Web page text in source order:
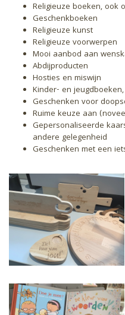
Religieuze boeken, ook
Geschenkboeken
Religieuze kunst
Religieuze voorwerpen
Mooi aanbod aan
Abdijproducten
Hosties en miswijn
Kinder- en
Geschenken voor
Ruime keuze aan
Gepersonaliseerde
andere gelegenheid
Geschenken met een